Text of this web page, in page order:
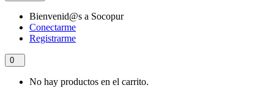
Bienvenid@s a Socopur
Conectarme
Registrarme
0
No hay productos en el carrito.